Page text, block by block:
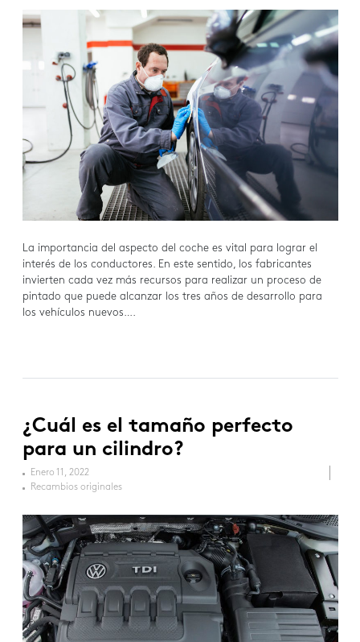
La importancia del aspecto del coche es vital para lograr el
interés de los conductores. En este sentido, los fabricantes
invierten cada vez más recursos para realizar un proceso de
pintado que puede alcanzar los tres años de desarrollo para
los vehículos nuevos….
¿Cuál es el tamaño perfecto
para un cilindro?
Enero 11, 2022
Recambios originales